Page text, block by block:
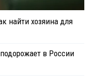
найти хозяина для
в России